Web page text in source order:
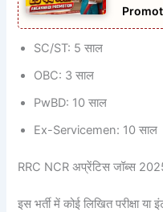
SC/ST: 5 साल
OBC: 3 साल
PwBD: 10 साल
Ex-Servicemen: 10 साल
RRC NCR अप्रेंटिस जॉब्स
इस भर्ती में कोई लिखित परीक्षा या